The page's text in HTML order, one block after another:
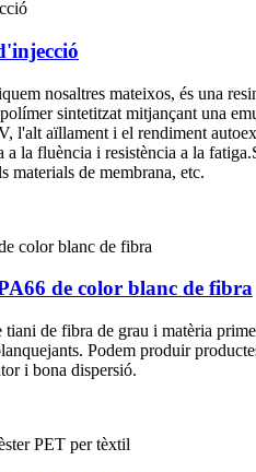
nosaltres mateixos, és una
sintetitzat mitjançant una
l'alt aïllament i el rendiment
a la fluència i resistència a la
materials de membrana, etc.
de color blanc de fibra
de fibra de grau i matèria
Podem produir
i bona dispersió.